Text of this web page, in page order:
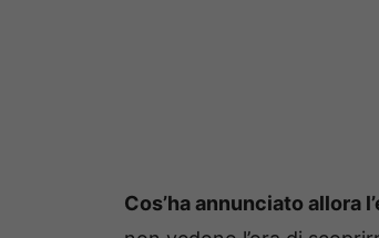
Cos’ha annunciato allora